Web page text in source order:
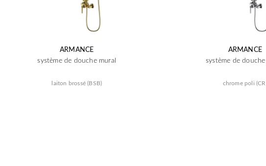
ARMANCE
système de douche mural
laiton brossé (BSB)
ARMANCE
système de
chrome poli